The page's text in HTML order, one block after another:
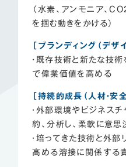
（水素、アンモニア、
を掴む動きをかける）
［ブランディング（デザイ
・既存技術と新たな技
で偉業価値を高める
［持続的成長（人材・安全
・外部環境やビジネス
約、分析し、柔軟に意
・培ってきた技術と外
高める溶接に関係する